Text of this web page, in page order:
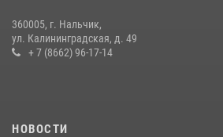
В Кабардино-Балкарии при силовой
оружие и наркотические средства
360005, г. Нальчик,
ул. Калининградская, д. 49
+ 7 (8662) 96-17-14
НОВОСТИ